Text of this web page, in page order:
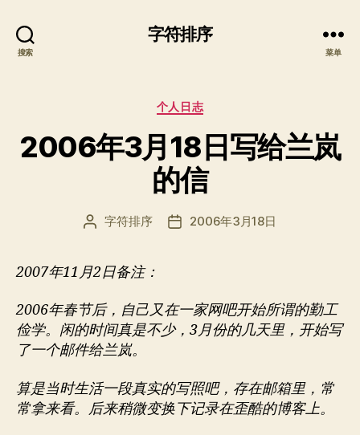
搜索
字符排序
菜单
分
个人日志
2006年3月18日写给兰岚
的信
文
者
字符排序
发 2006年3月18日
2007年11月2日备注：
2006年春节后，自己又在一家网吧开始所谓的勤工
俭学。闲的时间真是不少，3月份的几天里，开始写
了一个邮件给兰岚。
算是当时生活一段真实的写照吧，存在邮箱里，常
常拿来看。后来稍微变换下记录在歪酷的博客上。